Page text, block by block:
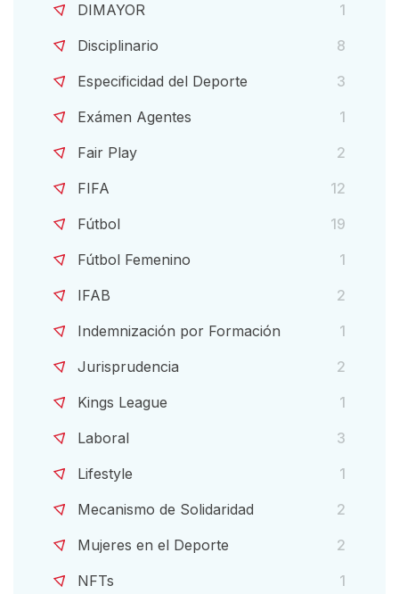
DIMAYOR
1
Disciplinario
8
Especificidad del Deporte
3
Exámen Agentes
1
Fair Play
2
FIFA
12
Fútbol
19
Fútbol Femenino
1
IFAB
2
Indemnización por Formación
1
Jurisprudencia
2
Kings League
1
Laboral
3
Lifestyle
1
Mecanismo de Solidaridad
2
Mujeres en el Deporte
2
NFTs
1